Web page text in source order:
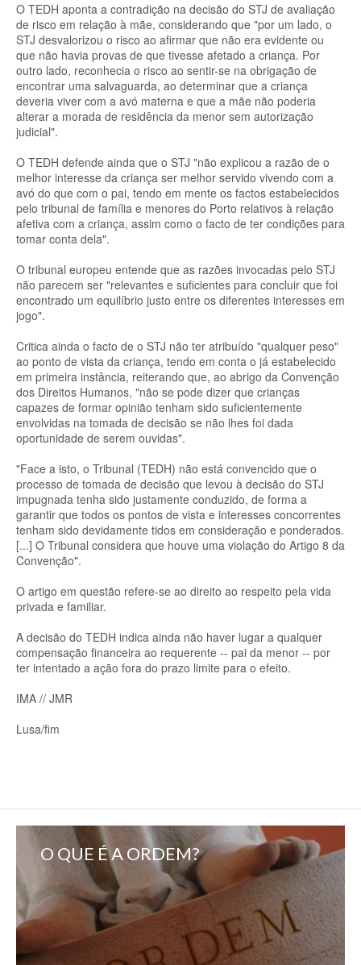
O TEDH aponta a contradição na decisão do STJ de avaliação
de risco em relação à mãe, considerando que "por um lado, o
STJ desvalorizou o risco ao afirmar que não era evidente ou
que não havia provas de que tivesse afetado a criança. Por
outro lado, reconhecia o risco ao sentir-se na obrigação de
encontrar uma salvaguarda, ao determinar que a criança
deveria viver com a avó materna e que a mãe não poderia
alterar a morada de residência da menor sem autorização
judicial".
O TEDH defende ainda que o STJ "não explicou a razão de o
melhor interesse da criança ser melhor servido vivendo com a
avó do que com o pai, tendo em mente os factos estabelecidos
pelo tribunal de família e menores do Porto relativos à relação
afetiva com a criança, assim como o facto de ter condições para
tomar conta dela".
O tribunal europeu entende que as razões invocadas pelo STJ
não parecem ser "relevantes e suficientes para concluir que foi
encontrado um equilíbrio justo entre os diferentes interesses em
jogo".
Critica ainda o facto de o STJ não ter atribuído "qualquer peso"
ao ponto de vista da criança, tendo em conta o já estabelecido
em primeira instância, reiterando que, ao abrigo da Convenção
dos Direitos Humanos, "não se pode dizer que crianças
capazes de formar opinião tenham sido suficientemente
envolvidas na tomada de decisão se não lhes foi dada
oportunidade de serem ouvidas".
"Face a isto, o Tribunal (TEDH) não está convencido que o
processo de tomada de decisão que levou à decisão do STJ
impugnada tenha sido justamente conduzido, de forma a
garantir que todos os pontos de vista e interesses concorrentes
tenham sido devidamente tidos em consideração e ponderados.
[...] O Tribunal considera que houve uma violação do Artigo 8 da
Convenção".
O artigo em questão refere-se ao direito ao respeito pela vida
privada e familiar.
A decisão do TEDH indica ainda não haver lugar a qualquer
compensação financeira ao requerente -- pai da menor -- por
ter intentado a ação fora do prazo limite para o efeito.
IMA // JMR
Lusa/fim
O QUE É A ORDEM?